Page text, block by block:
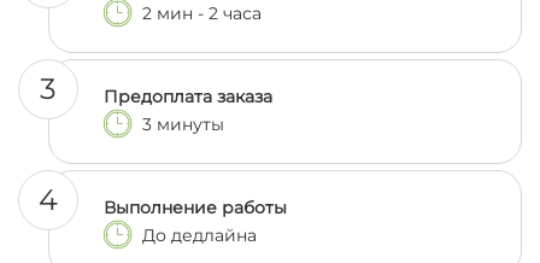
2 мин - 2 часа
3
Предоплата заказа
3 минуты
4
Выполнение работы
До дедлайна